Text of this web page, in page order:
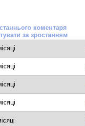
коментаря